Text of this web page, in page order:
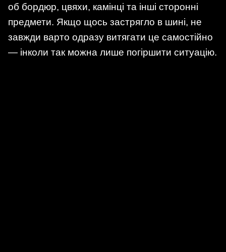
об бордюр, цвяхи, камінці та інші сторонні
предмети. Якщо щось застрягло в шині, не
завжди варто одразу витягати це самостійно
— інколи так можна лише погіршити ситуацію.